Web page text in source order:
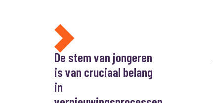
De stem van jongeren
is van cruciaal belang
in